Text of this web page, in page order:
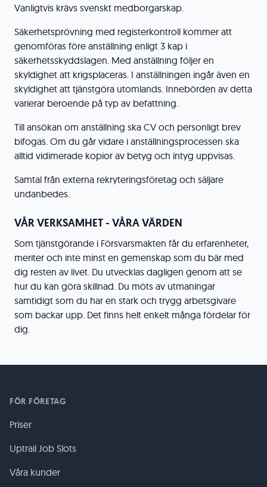
Vanligtvis krävs svenskt medborgarskap.
Säkerhetsprövning med registerkontroll kommer att
genomföras före anställning enligt 3 kap i
säkerhetsskyddslagen. Med anställning följer en
skyldighet att krigsplaceras. I anställningen ingår även en
skyldighet att tjänstgöra utomlands. Innebörden av detta
varierar beroende på typ av befattning.
Till ansökan om anställning ska CV och personligt brev
bifogas. Om du går vidare i anställningsprocessen ska
alltid vidimerade kopior av betyg och intyg uppvisas.
Samtal från externa rekryteringsföretag och säljare
undanbedes.
VÅR VERKSAMHET - VÅRA VÄRDEN
Som tjänstgörande i Försvarsmakten får du erfarenheter,
meriter och inte minst en gemenskap som du bär med
dig resten av livet. Du utvecklas dagligen genom att se
hur du kan göra skillnad. Du möts av utmaningar
samtidigt som du har en stark och trygg arbetsgivare
som backar upp. Det finns helt enkelt många fördelar för
dig.
FÖR FÖRETAG
Priser
Uptrail Job Slots
Våra kunder